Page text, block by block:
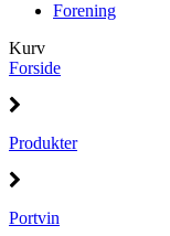
Forening
Kurv
Forside
Produkter
Portvin